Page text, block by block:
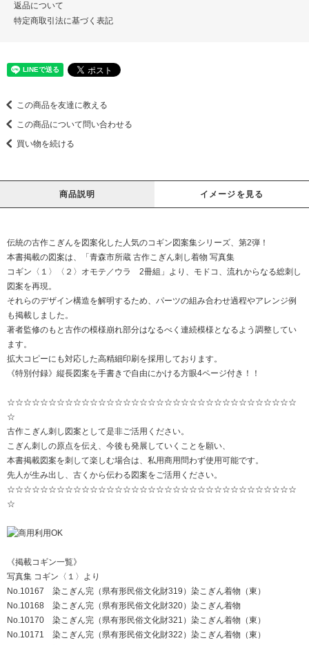
返品について
特定商取引法に基づく表記
この商品を友達に教える
この商品について問い合わせる
買い物を続ける
商品説明 イメージを見る
伝統の古作こぎんを図案化した人気のコギン図案集シリーズ、第2弾！
本書掲載の図案は、「青森市所蔵 古作こぎん刺し着物 写真集
コギン〈１〉〈２〉オモテ／ウラ 2冊組」より、モドコ、流れからなる総刺し
図案を再現。
それらのデザイン構造を解明するため、パーツの組み合わせ過程やアレンジ例
も掲載しました。
著者監修のもと古作の模様崩れ部分はなるべく連続模様となるよう調整してい
ます。
拡大コピーにも対応した高精細印刷を採用しております。
《特別付録》縦長図案を手書きで自由にかける方眼4ページ付き！！
☆☆☆☆☆☆☆☆☆☆☆☆☆☆☆☆☆☆☆☆☆☆☆☆☆☆☆☆☆☆☆☆☆☆☆
☆
古作こぎん刺し図案として是非ご活用ください。
こぎん刺しの原点を伝え、今後も発展していくことを願い、
本書掲載図案を刺して楽しむ場合は、私用商用問わず使用可能です。
先人が生み出し、古くから伝わる図案をご活用ください。
☆☆☆☆☆☆☆☆☆☆☆☆☆☆☆☆☆☆☆☆☆☆☆☆☆☆☆☆☆☆☆☆☆☆☆
☆
《掲載コギン一覧》
写真集 コギン〈１〉より
No.10167 染こぎん完（県有形民俗文化財319）染こぎん着物（東）
No.10168 染こぎん完（県有形民俗文化財320）染こぎん着物
No.10170 染こぎん完（県有形民俗文化財321）染こぎん着物（東）
No.10171 染こぎん完（県有形民俗文化財322）染こぎん着物（東）